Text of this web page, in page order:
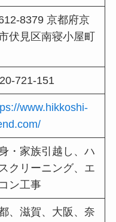
8379 京都府京
伏見区南寝小屋町
721-151
www.hikkoshi-
・家族引越し、ハ
クリーニング、エ
ン工事
、滋賀、大阪、奈